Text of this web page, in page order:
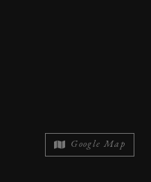
Google Map